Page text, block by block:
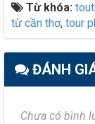
Từ khóa:
từ cần thơ, tour
ĐÁNH
Chưa có bình